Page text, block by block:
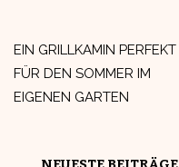
EIN GRILLKAMIN PERFEKT
FÜR DEN SOMMER IM
EIGENEN GARTEN